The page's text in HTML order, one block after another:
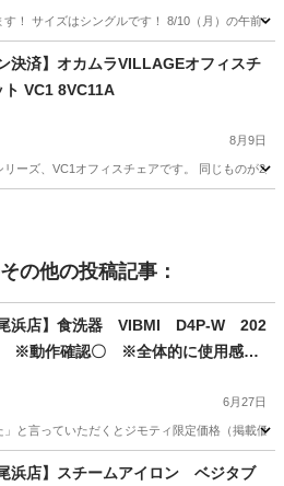
！ サイズはシングルです！ 8/10（月）の午前
寝具
決済】オカムラVILLAGEオフィスチ
ト VC1 8VC11A
8月9日
ーズ、VC1オフィスチェアです。 同じものが2
の他の投稿記事：
尾浜店】食洗器 VIBMI D4P-W 202
動作確認〇 ※全体的に使用感あ
幅 (W)45× 奥行(D)40(cm)
6月27日
」と言っていただくとジモティ限定価格（掲載
尾浜店】スチームアイロン ベジタブ